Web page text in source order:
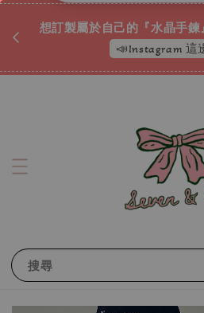
想訂製屬於自己的『水晶手
📣Instagram 這
搜尋